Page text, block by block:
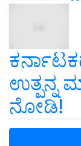
ಉತ್ಪನ್ನ
ನೋಡಿ!